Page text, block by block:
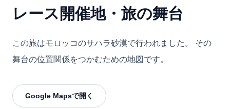
レース開催地・旅の舞台
この旅はモロッコのサハラ砂漠で行われました。 その
舞台の位置関係をつかむための地図です。
Google Mapsで開く